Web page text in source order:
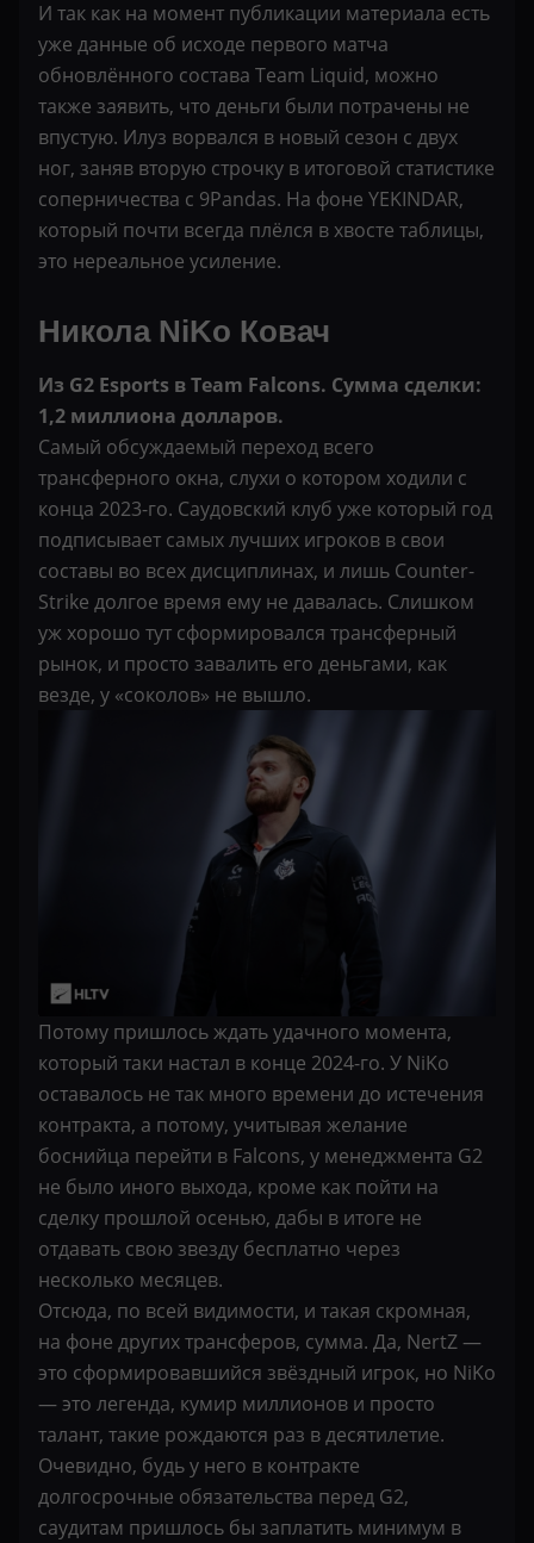
И так как на момент публикации материала есть
уже данные об исходе первого матча
обновлённого состава Team Liquid, можно
также заявить, что деньги были потрачены не
впустую. Илуз ворвался в новый сезон с двух
ног, заняв вторую строчку в итоговой статистике
соперничества с 9Pandas. На фоне YEKINDAR,
который почти всегда плёлся в хвосте таблицы,
это нереальное усиление.
Никола NiKo Ковач
Из G2 Esports в Team Falcons. Сумма сделки:
1,2 миллиона долларов.
Самый обсуждаемый переход всего
трансферного окна, слухи о котором ходили с
конца 2023-го. Саудовский клуб уже который год
подписывает самых лучших игроков в свои
составы во всех дисциплинах, и лишь Counter-
Strike долгое время ему не давалась. Слишком
уж хорошо тут сформировался трансферный
рынок, и просто завалить его деньгами, как
везде, у «соколов» не вышло.
Потому пришлось ждать удачного момента,
который таки настал в конце 2024-го. У NiKo
оставалось не так много времени до истечения
контракта, а потому, учитывая желание
боснийца перейти в Falcons, у менеджмента G2
не было иного выхода, кроме как пойти на
сделку прошлой осенью, дабы в итоге не
отдавать свою звезду бесплатно через
несколько месяцев.
Отсюда, по всей видимости, и такая скромная,
на фоне других трансферов, сумма. Да, NertZ —
это сформировавшийся звёздный игрок, но NiKo
— это легенда, кумир миллионов и просто
талант, такие рождаются раз в десятилетие.
Очевидно, будь у него в контракте
долгосрочные обязательства перед G2,
саудитам пришлось бы заплатить минимум в